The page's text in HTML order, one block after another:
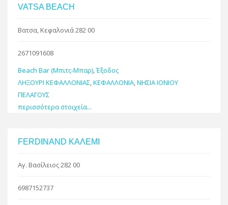
VATSA BEACH
Βατσα, Κεφαλονιά 282 00
2671091608
Beach Bar (Μπιτς-Μπαρ),Έξοδος
ΛΗΞΟΥΡΙ ΚΕΦΑΛΛΟΝΙΑΣ,ΚΕΦΑΛΛΟΝΙΑ,ΝΗΣΙΑ ΙΟΝΙΟΥ
ΠΕΛΑΓΟΥΣ
περισσότερα στοιχεία...
FERDINAND ΚΑΛΕΜΙ
Αγ. Βασίλειος 282 00
6987152737